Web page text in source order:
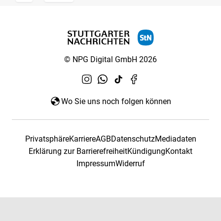
© NPG Digital GmbH 2026
Wo Sie uns noch folgen können
PrivatsphäreKarriereAGBDatenschutzMediadaten
Erklärung zur BarrierefreiheitKündigungKontakt
ImpressumWiderruf